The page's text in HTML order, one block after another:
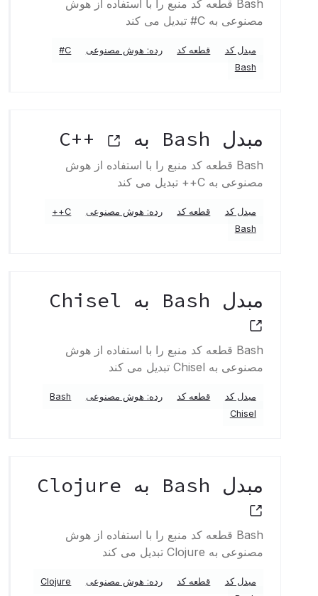
Bash قطعه کد منبع را با استفاده از هوش
مصنوعی به C# تبدیل می کند
مبدل کد قطعه کد رده: هوش مصنوعی
C#
Bash
مبدل Bash به C++
Bash قطعه کد منبع را با استفاده از هوش
مصنوعی به C++ تبدیل می کند
مبدل کد قطعه کد رده: هوش مصنوعی
C++
Bash
مبدل Bash به Chisel
Bash قطعه کد منبع را با استفاده از هوش
مصنوعی به Chisel تبدیل می کند
مبدل کد قطعه کد رده: هوش مصنوعی
Bash
Chisel
مبدل Bash به Clojure
Bash قطعه کد منبع را با استفاده از هوش
مصنوعی به Clojure تبدیل می کند
مبدل کد قطعه کد رده: هوش مصنوعی
Clojure